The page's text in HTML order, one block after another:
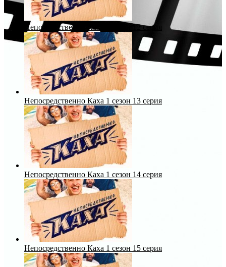
Непосредственно Каха 1 сезон 12 серия
Непосредственно Каха 1 сезон 13 серия
Непосредственно Каха 1 сезон 14 серия
Непосредственно Каха 1 сезон 15 серия